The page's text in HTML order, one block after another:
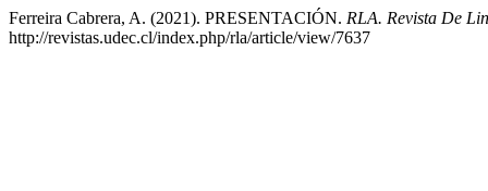
Ferreira Cabrera, A. (2021). PRESENTACIÓN. RLA. Revista De
http://revistas.udec.cl/index.php/rla/article/view/7637